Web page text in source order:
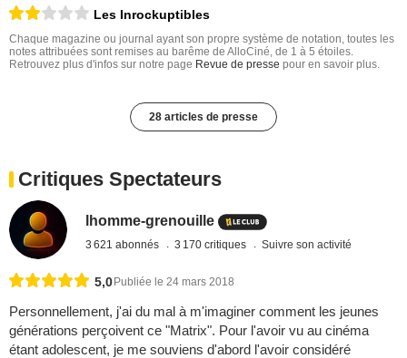
Les Inrockuptibles
Chaque magazine ou journal ayant son propre système de notation, toutes les
notes attribuées sont remises au barême de AlloCiné, de 1 à 5 étoiles.
Retrouvez plus d'infos sur notre page Revue de presse pour en savoir plus.
28 articles de presse
Critiques Spectateurs
lhomme-grenouille
3 621 abonnés 3 170 critiques Suivre son activité
5,0Publiée le 24 mars 2018
Personnellement, j'ai du mal à m'imaginer comment les jeunes
générations perçoivent ce "Matrix". Pour l'avoir vu au cinéma
étant adolescent, je me souviens d'abord l'avoir considéré